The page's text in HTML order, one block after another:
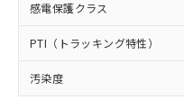
感電保護クラス
PTI（トラッキング特性）
汚染度
在庫状況お
事前の承諾
示しないよ
マイパーツ
ビス）をご
※2 対応予定月
部品在庫の切り替
月が前後すること
「ｅ」：有害物
準値以下であるこ
「10」：通常の
質が外部に漏え
当社は、貴
場合は、上
該第三者に
販売先およ
法に輸出す
機器販
認くださ
白
受注生
情報を